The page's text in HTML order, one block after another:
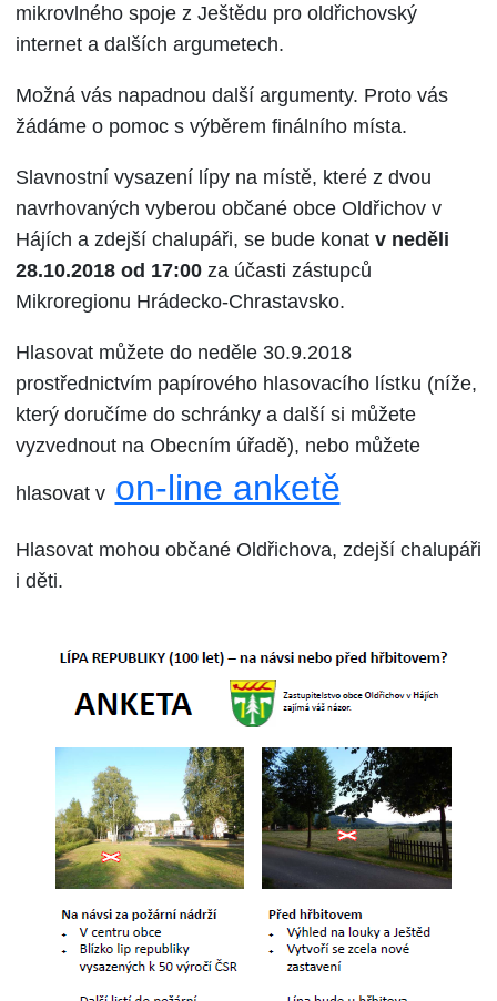
mikrovlného spoje z Ještědu pro oldřichovský
internet a dalších argumetech.
Možná vás napadnou další argumenty. Proto vás
žádáme o pomoc s výběrem finálního místa.
Slavnostní vysazení lípy na místě, které z dvou
navrhovaných vyberou občané obce Oldřichov v
Hájích a zdejší chalupáři, se bude konat v neděli
28.10.2018 od 17:00za účasti zástupců
Mikroregionu Hrádecko-Chrastavsko.
Hlasovat můžete do neděle 30.9.2018
prostřednictvím papírového hlasovacího lístku (níže,
který doručíme do schránky a další si můžete
vyzvednout na Obecním úřadě), nebo můžete
hlasovat v on-line anketě
Hlasovat mohou občané Oldřichova, zdejší chalupáři
i děti.